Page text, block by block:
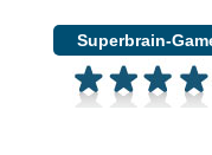
Superbrain-